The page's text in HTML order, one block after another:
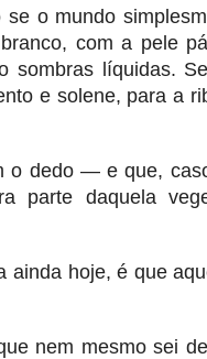
o mundo
com a pele
sombras líquidas.
e solene, para a
o dedo — e que,
parte daquela
ainda hoje, é que
nem mesmo sei